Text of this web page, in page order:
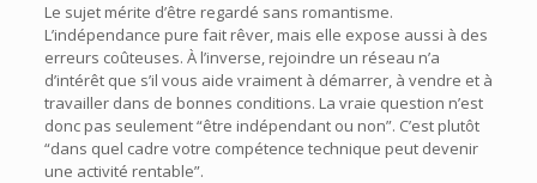
Le sujet mérite d’être regardé sans romantisme.
L’indépendance pure fait rêver, mais elle expose aussi à des
erreurs coûteuses. À l’inverse, rejoindre un réseau n’a
d’intérêt que s’il vous aide vraiment à démarrer, à vendre et à
travailler dans de bonnes conditions. La vraie question n’est
donc pas seulement “être indépendant ou non”. C’est plutôt
“dans quel cadre votre compétence technique peut devenir
une activité rentable”.